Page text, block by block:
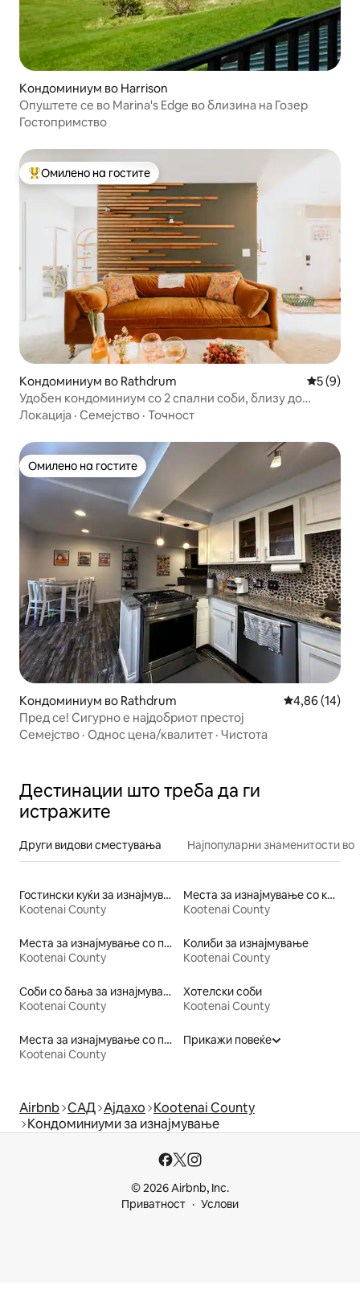
Кондоминиум во Harrison
Опуштете се во Marina's Edge во близина на Гозер
Гостопримство
Меѓу најуспешните „Омилени на гостите“
Омилено на гостите
Кондоминиум во Rathdrum
5 (9)
Удобен кондоминиум со 2 спални соби, близу до
езеро, базен со солена вода и голф
Локација · Семејство · Точност
Омилено на гостите
Омилено на гостите
Кондоминиум во Rathdrum Просечна
4,86 (14)
Пред се! Сигурно е најдобриот престој
Семејство · Однос цена/квалитет · Чистота
Дестинации што треба да ги
истражите
Други видови сместувања Најпопуларни знаменитости во
Гостински куќи за изнајмување
Kootenai County
Места за изнајмување со кајак
Kootenai County
Места за изнајмување со појадок
Kootenai County
Колиби за изнајмување
Kootenai County
Соби со бања за изнајмување
Kootenai County
Хотелски соби
Kootenai County
Места за изнајмување со пристап до езеро
Kootenai County
Прикажи повеќе
Airbnb САД Ајдахо Kootenai County
Кондоминиуми за изнајмување
© 2026 Airbnb, Inc.
Приватност
Услови